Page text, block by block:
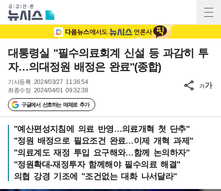
대통령실 "필수의료회계 신설 등 과감히 투
자…의대정원 배정은 완료"(종합)
기사등록 2024/03/27 11:36:54
최종수정 2024/04/01 09:32:38
구글에서 선호하는 매체로 추가
가가
"예산편성지침에 의료 반영…의료개혁 첫 단추"
"정원 배정으로 필요조건 완료…이제 개혁 과제"
"의료계도 재정 투입 요구해와…함께 논의하자"
"정원확대-재정투자 함께해야 필수의료 해결"
의협 강경 기조에 "조건없는 대화 나서달라"